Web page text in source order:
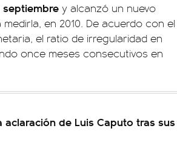
y alcanzó un nuevo
en 2010. De acuerdo con el
el ratio de irregularidad en
once meses consecutivos en
de Luis Caputo tras sus